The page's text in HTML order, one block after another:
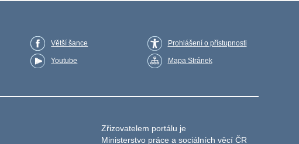
Větší šance
Youtube
Prohlášení o přístupnosti
Mapa Stránek
Zřizovatelem portálu je
Ministerstvo práce a sociálních věcí ČR